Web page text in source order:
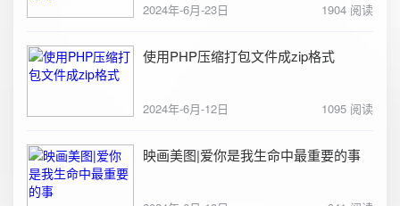
2024年-6月-23日 1904 阅读
使用PHP压缩打包文件成zip格式
2024年-6月-12日 1095 阅读
映画美图|爱你是我生命中最重要的事